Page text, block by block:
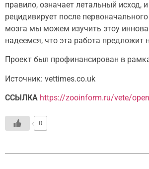
правило, означает летальный
рецидивирует после
мозга мы можем изучить этоу
надеемся, что эта работа предложит
Проект был профинансирован в
Источник: vettimes.co.uk
ССЫЛКА https://zooinform.ru/vete/
0